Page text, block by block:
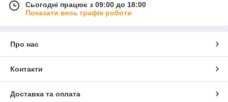
Сьогодні працює з 09:00 до 18:00
Показати весь графік роботи
Про нас
Контакти
Доставка та оплата